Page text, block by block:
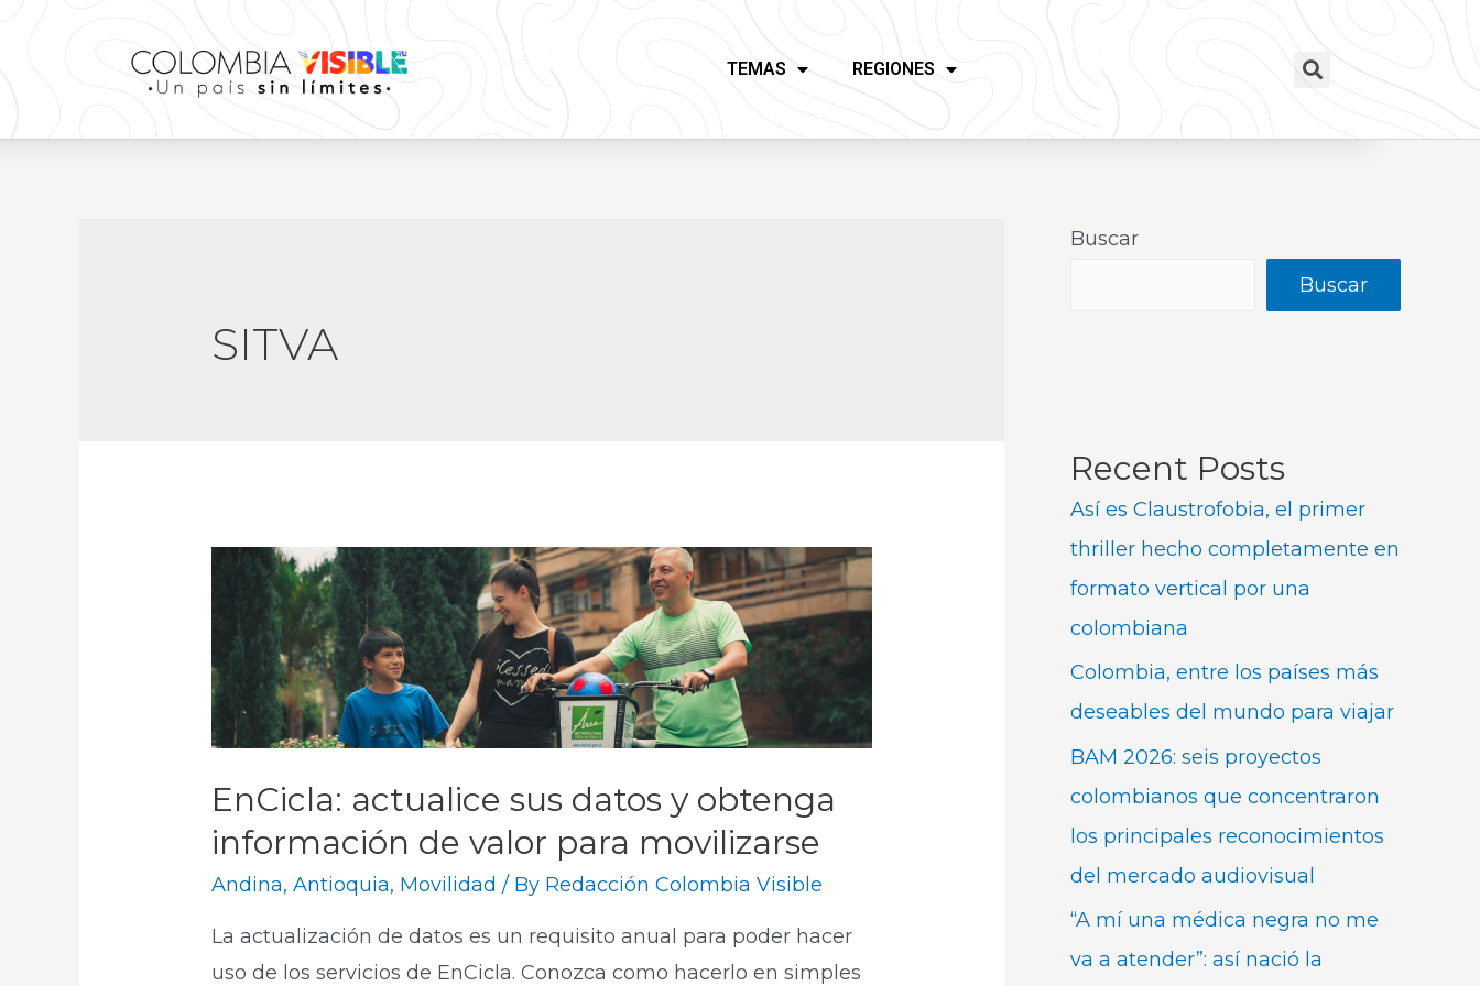
TEMAS REGIONES
SITVA
EnCicla: actualice sus datos y obtenga
información de valor para movilizarse
Andina,Antioquia, Movilidad / By Redacción Colombia Visible
La actualización de datos es un requisito anual para poder hacer
uso de los servicios de EnCicla. Conozca como hacerlo en simples
Buscar
Buscar
Recent Posts
Así es Claustrofobia, el primer
thriller hecho completamente en
formato vertical por una
colombiana
Colombia, entre los países más
deseables del mundo para viajar
BAM 2026: seis proyectos
colombianos que concentraron
los principales reconocimientos
del mercado audiovisual
“A mí una médica negra no me
va a atender”: así nació la